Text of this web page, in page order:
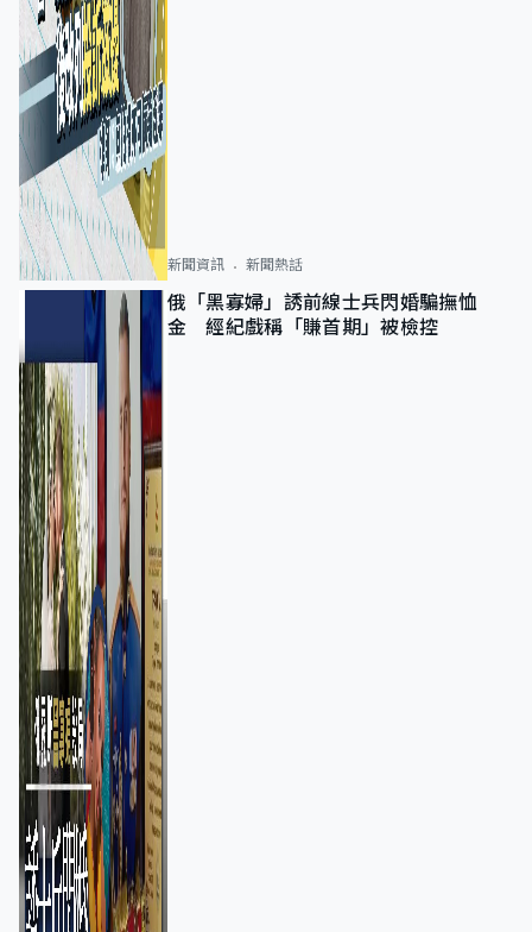
新聞資訊 新聞熱話
俄「黑寡婦」誘前線士兵閃婚騙撫恤
金 經紀戲稱「賺首期」被檢控